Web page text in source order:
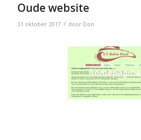
Oude website
31 oktober 2017 / door Don
homepagina